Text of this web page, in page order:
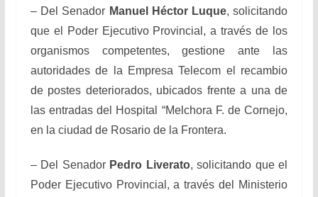
– Del Senador Manuel Héctor Luque, solicitando
que el Poder Ejecutivo Provincial, a través de los
organismos competentes, gestione ante las
autoridades de la Empresa Telecom el recambio
de postes deteriorados, ubicados frente a una de
las entradas del Hospital “Melchora F. de Cornejo,
en la ciudad de Rosario de la Frontera.
– Del Senador Pedro Liverato, solicitando que el
Poder Ejecutivo Provincial, a través del Ministerio